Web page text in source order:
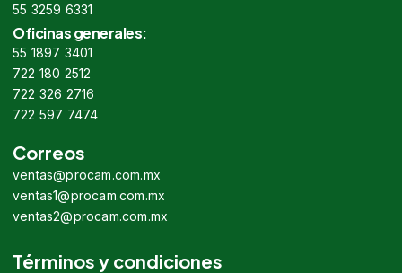
55 3259 6331
Oficinas generales:
55 1897 3401
722 180 2512
722 326 2716
722 597 7474
Correos
ventas@procam.com.mx
ventas1@procam.com.mx
ventas2@procam.com.mx
Términos y condiciones